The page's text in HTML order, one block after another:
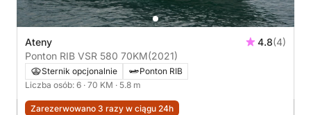
Ateny 4.8(4)
Ponton RIB VSR 580 70KM(2021)
Sternik opcjonalnie
Ponton RIB
Liczba osób: 6 · 70 KM · 5.8 m
Zarezerwowano 3 razy w ciągu 24h